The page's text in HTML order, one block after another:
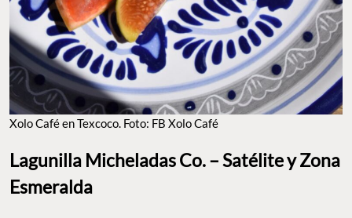
Xolo Café en Texcoco. Foto: FB Xolo Café
Lagunilla Micheladas Co. – Satélite y Zona
Esmeralda